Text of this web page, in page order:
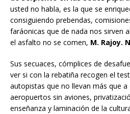
usted no habla, es la que se
consiguiendo prebendas,
faráonicas que de nada nos sirven
el asfalto no se comen, M. Rajoy.
Sus secuaces, cómplices de
ver si con la rebatiña recogen el
autopistas que no llevan más que a
aeropuertos sin aviones,
enseñanza y laminación de la